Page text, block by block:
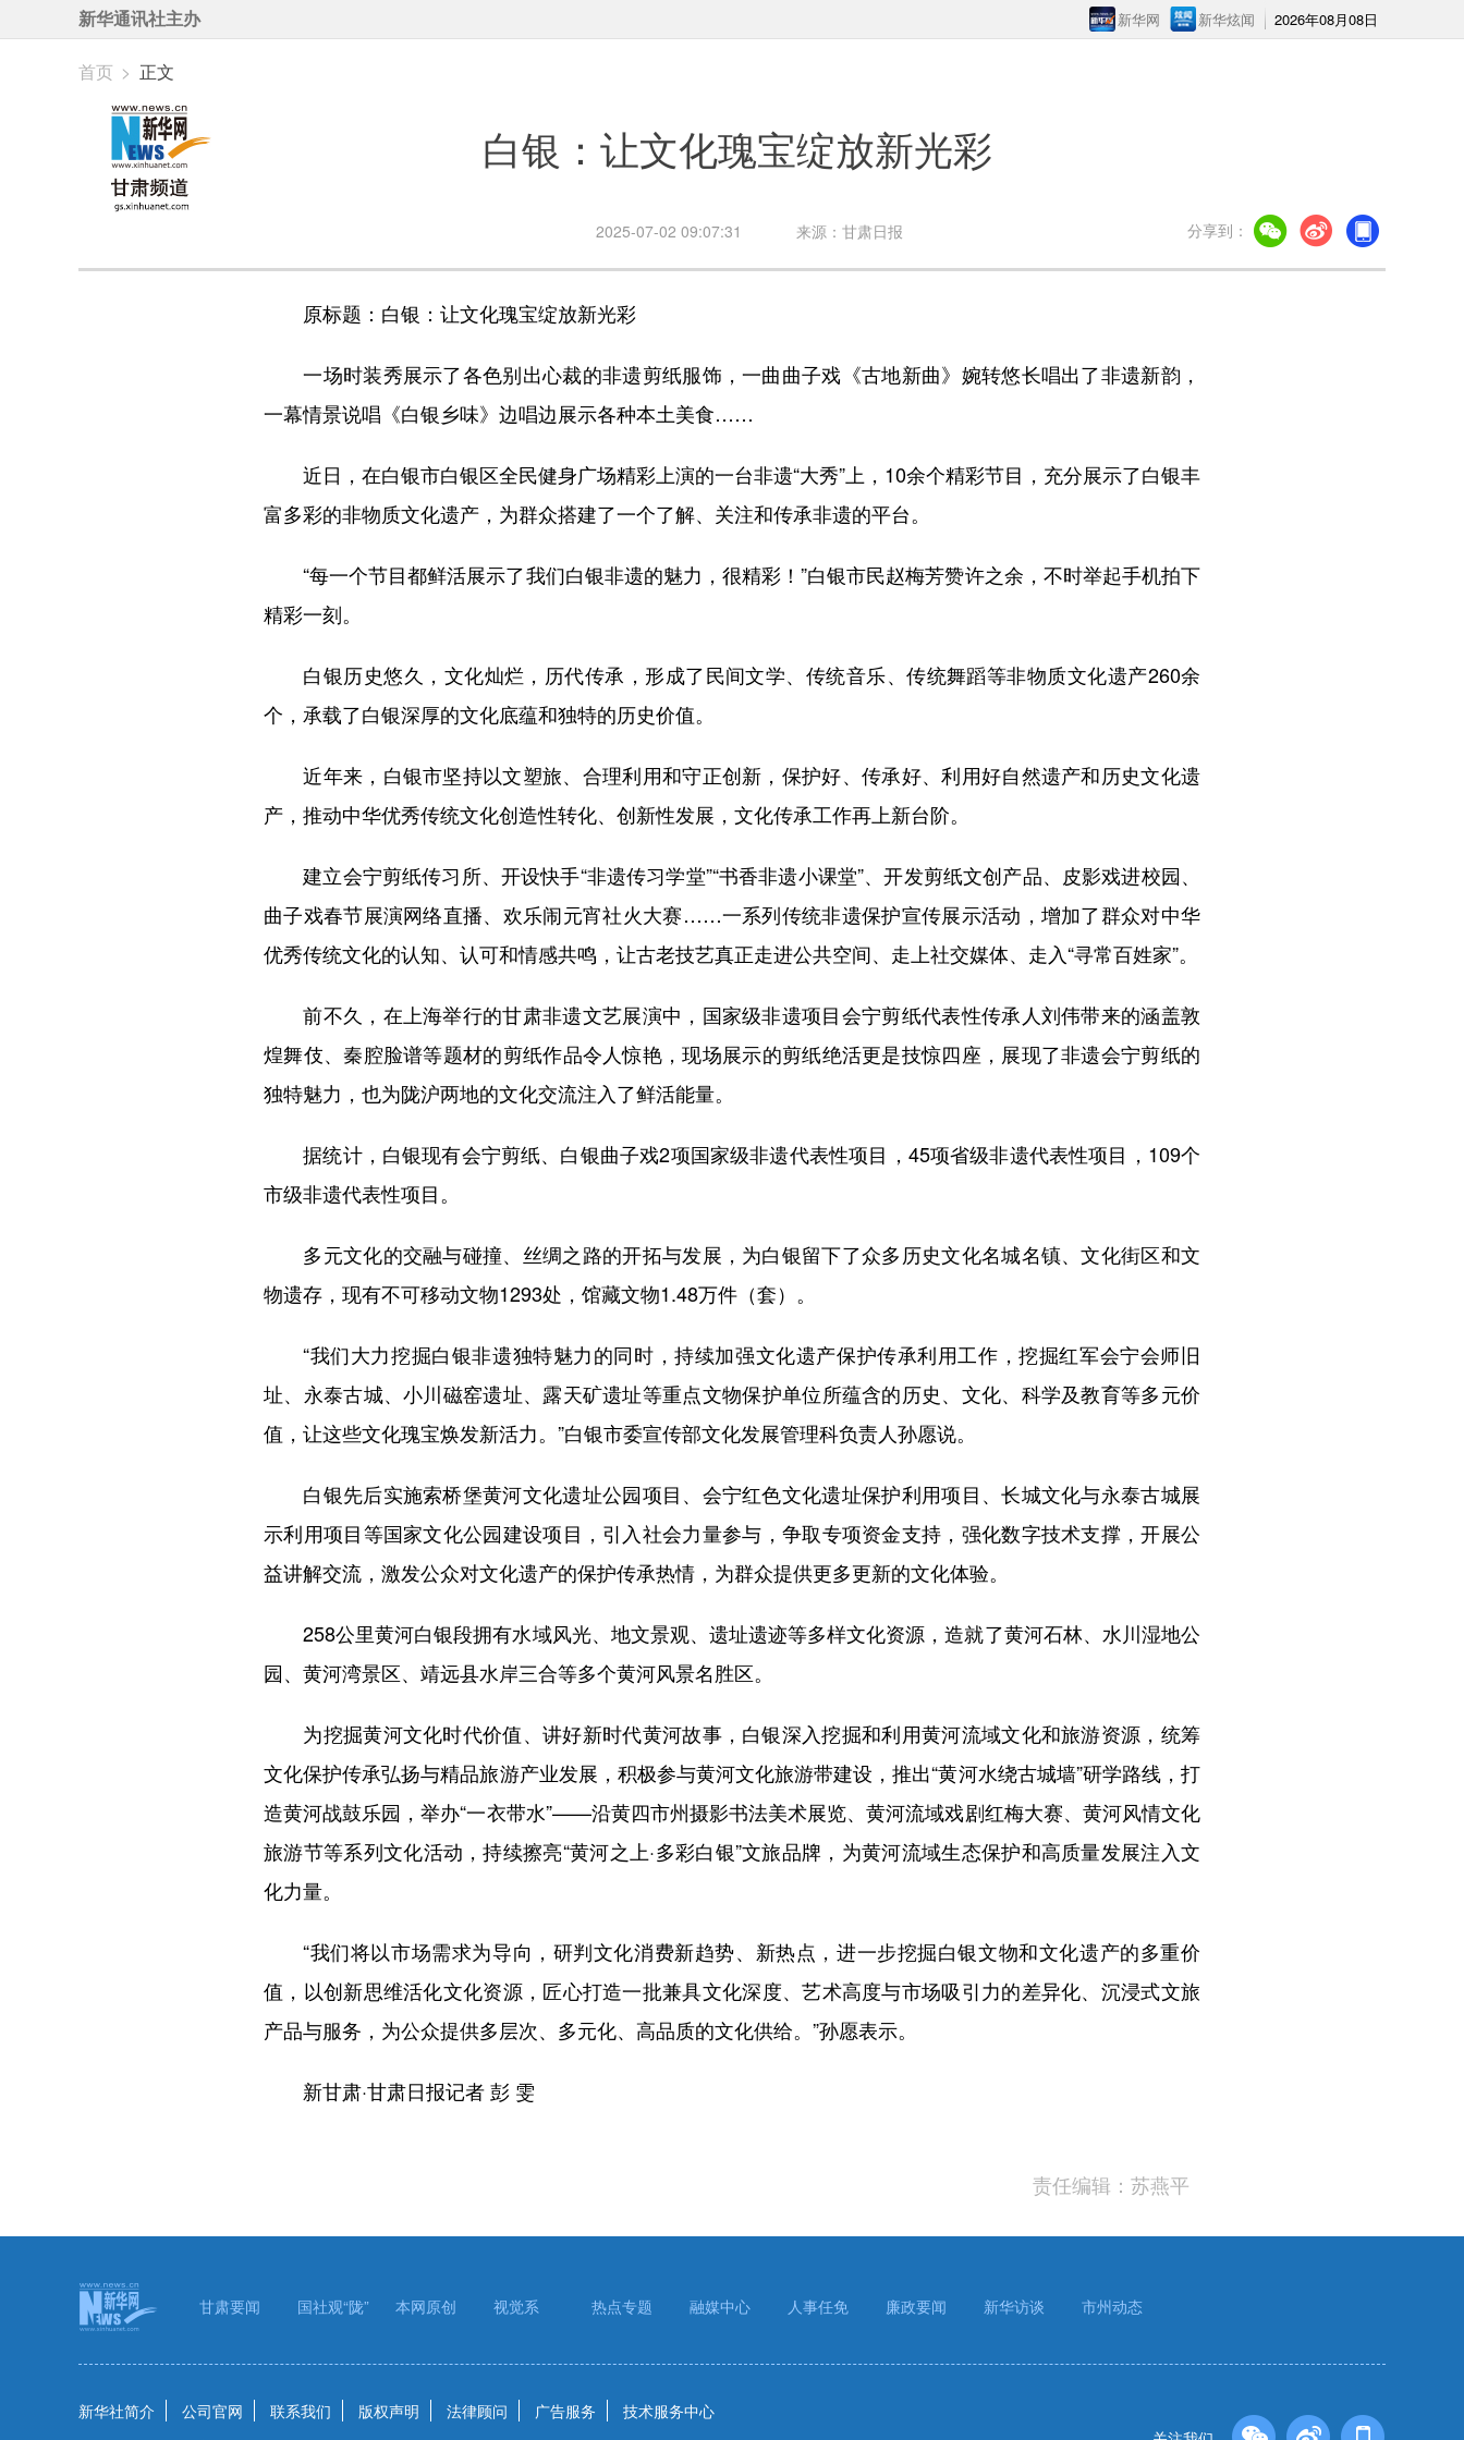
新华通讯社主办 2026年08月08日
新华炫闻
新华网
首页 > 正文
白银：让文化瑰宝绽放新光彩
2025-07-02 09:07:31 来源：甘肃日报 分享到：
原标题：白银：让文化瑰宝绽放新光彩
一场时装秀展示了各色别出心裁的非遗剪纸服饰，一曲曲子戏《古地新曲》婉转悠长唱出了非遗新韵，
一幕情景说唱《白银乡味》边唱边展示各种本土美食……
近日，在白银市白银区全民健身广场精彩上演的一台非遗“大秀”上，10余个精彩节目，充分展示了白银丰
富多彩的非物质文化遗产，为群众搭建了一个了解、关注和传承非遗的平台。
“每一个节目都鲜活展示了我们白银非遗的魅力，很精彩！”白银市民赵梅芳赞许之余，不时举起手机拍下
精彩一刻。
白银历史悠久，文化灿烂，历代传承，形成了民间文学、传统音乐、传统舞蹈等非物质文化遗产260余
个，承载了白银深厚的文化底蕴和独特的历史价值。
近年来，白银市坚持以文塑旅、合理利用和守正创新，保护好、传承好、利用好自然遗产和历史文化遗
产，推动中华优秀传统文化创造性转化、创新性发展，文化传承工作再上新台阶。
建立会宁剪纸传习所、开设快手“非遗传习学堂”“书香非遗小课堂”、开发剪纸文创产品、皮影戏进校园、
曲子戏春节展演网络直播、欢乐闹元宵社火大赛……一系列传统非遗保护宣传展示活动，增加了群众对中华
优秀传统文化的认知、认可和情感共鸣，让古老技艺真正走进公共空间、走上社交媒体、走入“寻常百姓家”。
前不久，在上海举行的甘肃非遗文艺展演中，国家级非遗项目会宁剪纸代表性传承人刘伟带来的涵盖敦
煌舞伎、秦腔脸谱等题材的剪纸作品令人惊艳，现场展示的剪纸绝活更是技惊四座，展现了非遗会宁剪纸的
独特魅力，也为陇沪两地的文化交流注入了鲜活能量。
据统计，白银现有会宁剪纸、白银曲子戏2项国家级非遗代表性项目，45项省级非遗代表性项目，109个
市级非遗代表性项目。
多元文化的交融与碰撞、丝绸之路的开拓与发展，为白银留下了众多历史文化名城名镇、文化街区和文
物遗存，现有不可移动文物1293处，馆藏文物1.48万件（套）。
“我们大力挖掘白银非遗独特魅力的同时，持续加强文化遗产保护传承利用工作，挖掘红军会宁会师旧
址、永泰古城、小川磁窑遗址、露天矿遗址等重点文物保护单位所蕴含的历史、文化、科学及教育等多元价
值，让这些文化瑰宝焕发新活力。”白银市委宣传部文化发展管理科负责人孙愿说。
白银先后实施索桥堡黄河文化遗址公园项目、会宁红色文化遗址保护利用项目、长城文化与永泰古城展
示利用项目等国家文化公园建设项目，引入社会力量参与，争取专项资金支持，强化数字技术支撑，开展公
益讲解交流，激发公众对文化遗产的保护传承热情，为群众提供更多更新的文化体验。
258公里黄河白银段拥有水域风光、地文景观、遗址遗迹等多样文化资源，造就了黄河石林、水川湿地公
园、黄河湾景区、靖远县水岸三合等多个黄河风景名胜区。
为挖掘黄河文化时代价值、讲好新时代黄河故事，白银深入挖掘和利用黄河流域文化和旅游资源，统筹
文化保护传承弘扬与精品旅游产业发展，积极参与黄河文化旅游带建设，推出“黄河水绕古城墙”研学路线，打
造黄河战鼓乐园，举办“一衣带水”——沿黄四市州摄影书法美术展览、黄河流域戏剧红梅大赛、黄河风情文化
旅游节等系列文化活动，持续擦亮“黄河之上·多彩白银”文旅品牌，为黄河流域生态保护和高质量发展注入文
化力量。
“我们将以市场需求为导向，研判文化消费新趋势、新热点，进一步挖掘白银文物和文化遗产的多重价
值，以创新思维活化文化资源，匠心打造一批兼具文化深度、艺术高度与市场吸引力的差异化、沉浸式文旅
产品与服务，为公众提供多层次、多元化、高品质的文化供给。”孙愿表示。
新甘肃·甘肃日报记者 彭 雯
责任编辑：苏燕平
甘肃要闻 国社观“陇” 本网原创 视觉系 热点专题 融媒中心 人事任免 廉政要闻 新华访谈 市州动态
新华社简介 公司官网 联系我们 版权声明 法律顾问 广告服务 技术服务中心